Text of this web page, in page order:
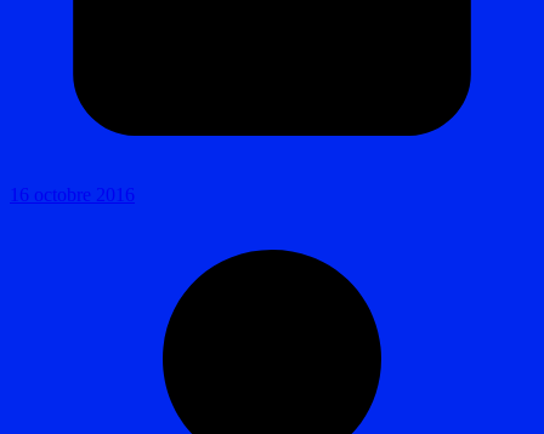
16 octobre 2016